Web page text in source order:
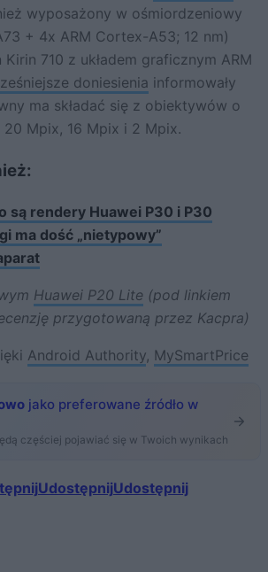
wyposażony w ośmiordzeniowy
+ 4x ARM Cortex-A53; 12 nm)
710 z układem graficznym ARM
doniesienia informowały
ma składać się z obiektywów o
Mpix, 16 Mpix i 2 Mpix.
są rendery Huawei P30 i P30
ma dość „nietypowy”
Huawei P20 Lite (pod linkiem
przygotowaną przez Kacpra)
Android Authority, MySmartPrice
jako preferowane źródło w
częściej pojawiać się w Twoich wynikach
UdostępnijUdostępnij